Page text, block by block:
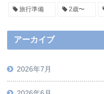
旅行準備 2歳〜
アーカイブ
2026年7月